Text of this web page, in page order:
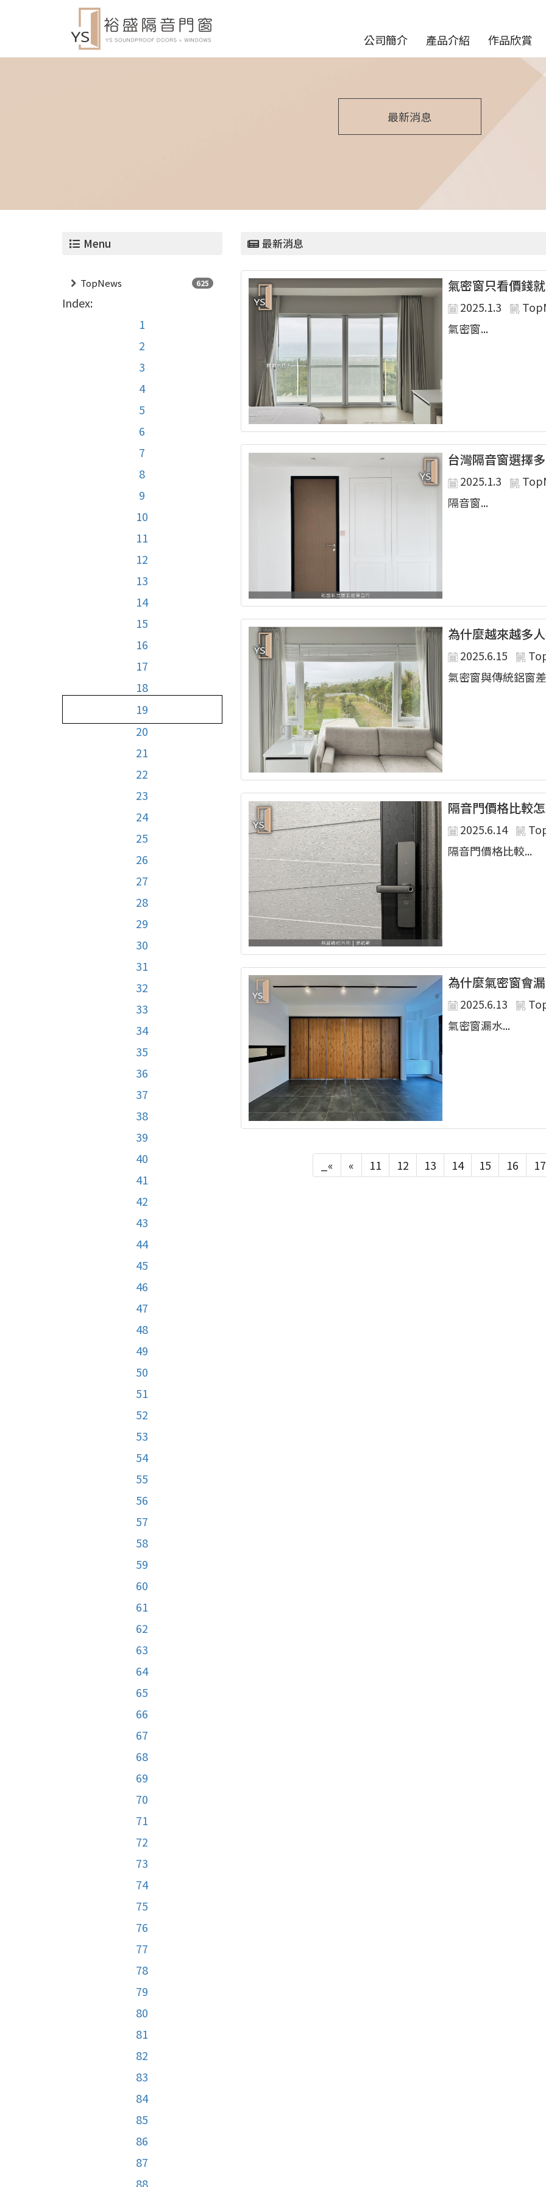
公司簡介 產品介紹 作品欣賞
最新消息
Menu
TopNews 625
Index:
1
2
3
4
5
6
7
8
9
10
11
12
13
14
15
16
17
18
19
20
21
22
23
24
25
26
27
28
29
30
31
32
33
34
35
36
37
38
39
40
41
42
43
44
45
46
47
48
49
50
51
52
53
54
55
56
57
58
59
60
61
62
63
64
65
66
67
68
69
70
71
72
73
74
75
76
77
78
79
80
81
82
83
84
85
86
87
88
最新消息
氣密窗只看價錢
2025.1.3
氣密窗...
台灣隔音窗選擇
2025.1.3
隔音窗...
為什麼越來越多
2025.6.15
氣密窗與傳統鋁窗
隔音門價格比較
2025.6.14
隔音門價格比較...
為什麼氣密窗會
2025.6.13
氣密窗漏水...
_« « 11 12 13 14 15 16 17